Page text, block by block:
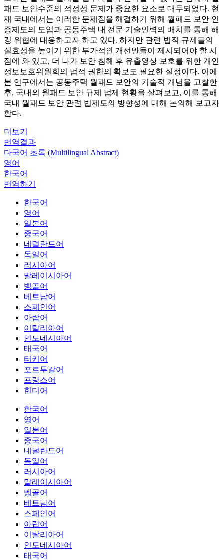
패드 보안수준의 적정성 문제가 중요한 요소로 대두되었다. 현
재 국내에서는 이러한 문제점을 해결하기 위해 월패드 보안 인
증제도의 도입과 공동주택 내 전문 기술인력의 배치를 통해 해
킹 위협에 대응하고자 하고 있다. 하지만 관련 법적 규제들의
실효성을 높이기 위한 부가적인 개선안들이 제시되어야 할 시
점에 와 있고, 더 나가 보안 침해 후 유출영상 보호를 위한 개인
정보보호위원회의 법적 권한의 확보도 필요한 실정이다. 이에
본 연구에서는 공동주택 월패드 보안의 기술적 개념을 고찰한
후, 국내외 월패드 보안 규제 법제 현황을 살펴보고, 이를 통해
국내 월패드 보안 관련 법제도의 방향성에 대해 논의해 보고자
한다.
더보기
번역결과
다국어 초록 (Multilingual Abstract)
영어
한국어
번역하기
한국어
영어
일본어
중국어
네덜란드어
독일어
러시아어
말레이시아어
벵골어
베트남어
스페인어
아랍어
이탈리아어
인도네시아어
태국어
터키어
포르투갈어
프랑스어
힌디어
한국어
영어
일본어
중국어
네덜란드어
독일어
러시아어
말레이시아어
벵골어
베트남어
스페인어
아랍어
이탈리아어
인도네시아어
태국어